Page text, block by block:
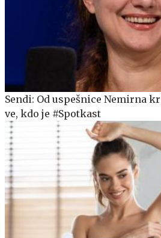
Sendi: Od uspešnice Nemirna
ve, kdo je #Spotkast